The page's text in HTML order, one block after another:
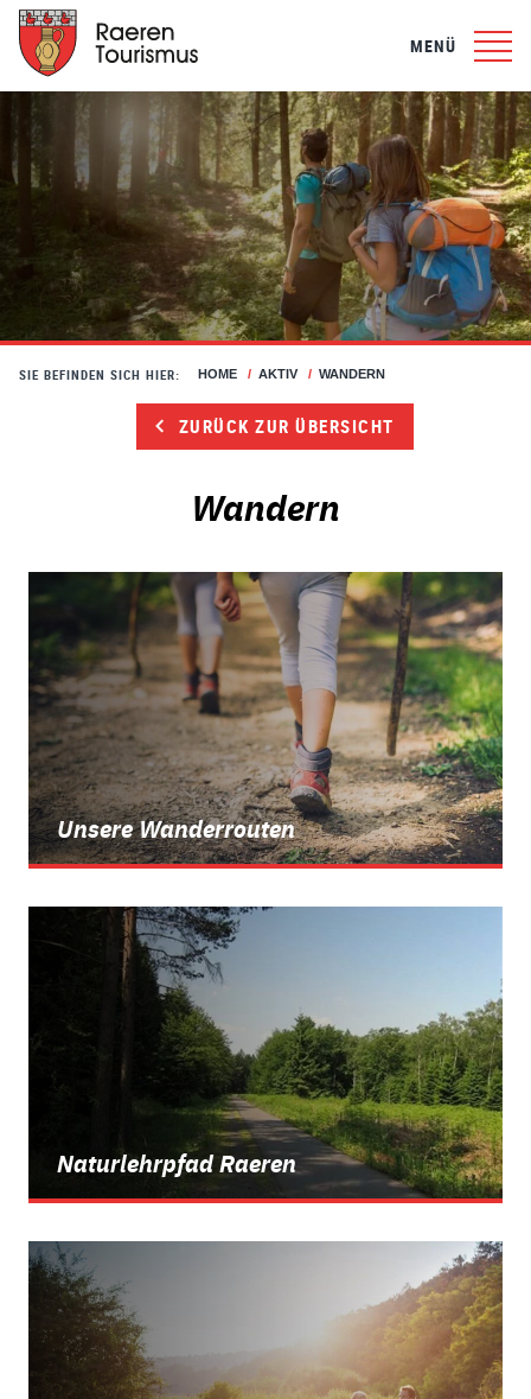
MENÜ
SIE BEFINDEN SICH HIER: HOME / AKTIV / WANDERN
ZURÜCK ZUR ÜBERSICHT
Wandern
Unsere Wanderrouten
Naturlehrpfad Raeren